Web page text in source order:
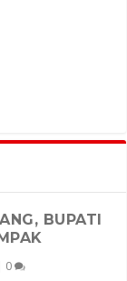
BUPATI
0